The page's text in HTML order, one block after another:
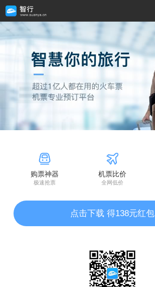
购票神器
极速抢票
机票比价
全网低价
点击下载 得138元红包